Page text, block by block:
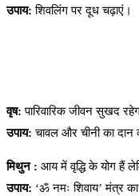
उपाय: शिवलिंग पर दूध चढ़ाएं।
वृष: पारिवारिक जीवन सुखद
उपाय:चावल और चीनी का
मिथुन : आय में वृद्धि के योग हैं
उपाय: ‘ॐ नमः शिवाय’ मंत्र